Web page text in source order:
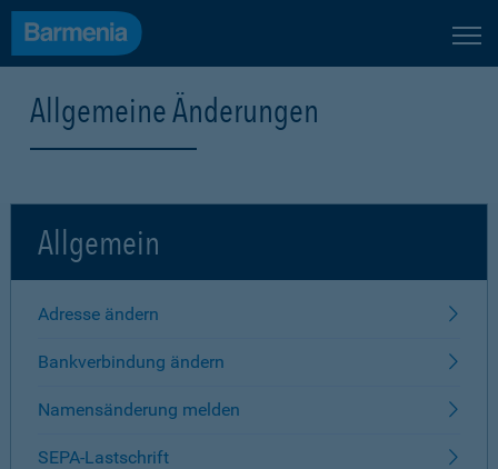
Allgemeine Änderungen
Allgemein
Adresse ändern
Bankverbindung ändern
Namensänderung melden
SEPA-Lastschrift